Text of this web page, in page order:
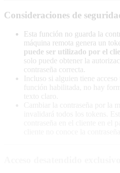
Consideraciones de
Esta función no guarda la
máquina remota genera un
puede ser utilizado por el
solo puede obtener la
contraseña correcta.
Incluso si alguien tiene
función habilitada, no hay